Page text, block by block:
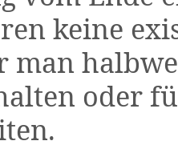
keine
man
oder